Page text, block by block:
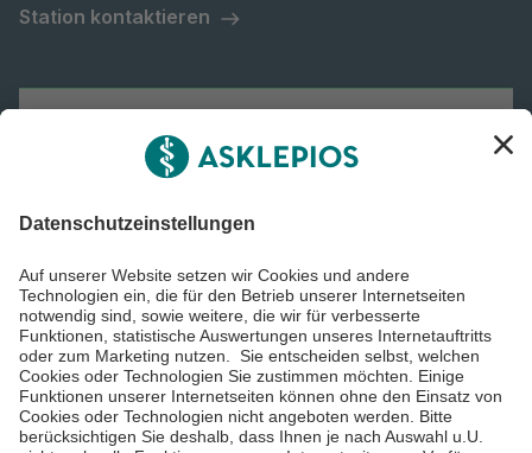
Station kontaktieren
Asklepios Gruppe